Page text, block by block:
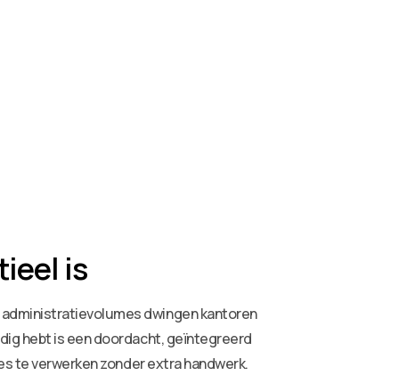
is
dwingen kantoren
hebt is een doordacht, geïntegreerd
te verwerken zonder extra handwerk.